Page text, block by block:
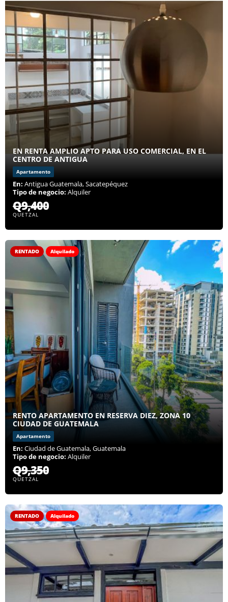
EN RENTA AMPLIO APTO PARA USO COMERCIAL, EN EL
CENTRO DE ANTIGUA
Apartamento
En: Antigua Guatemala, Sacatepéquez
Tipo de negocio: Alquiler
Q9,400
QUETZAL
RENTADO Alquilado
RENTO APARTAMENTO EN RESERVA DIEZ, ZONA 10
CIUDAD DE GUATEMALA
Apartamento
En: Ciudad de Guatemala, Guatemala
Tipo de negocio: Alquiler
Q9,350
QUETZAL
RENTADO Alquilado